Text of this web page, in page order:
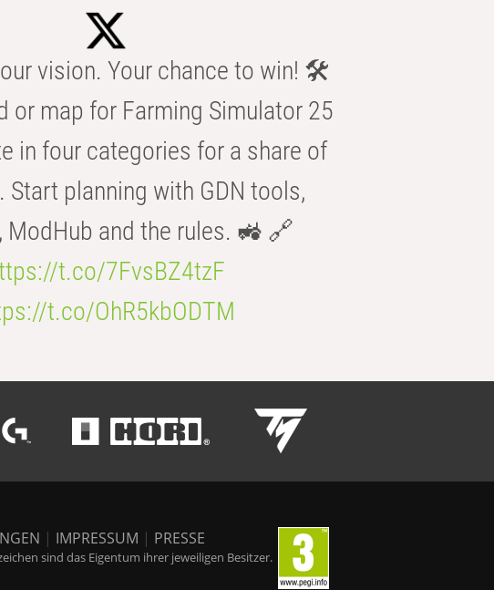
vision. Your chance to win! 🛠️
or map for Farming Simulator 25
in four categories for a share of
Start planning with GDN tools,
ModHub and the rules. 🚜 🔗
t.co/7FvsBZ4tzF
t.co/OhR5kbODTM
| IMPRESSUM | PRESSE
sind das Eigentum ihrer jeweiligen Besitzer.